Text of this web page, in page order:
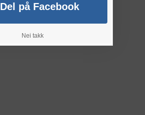
Del på Facebook
Nei takk